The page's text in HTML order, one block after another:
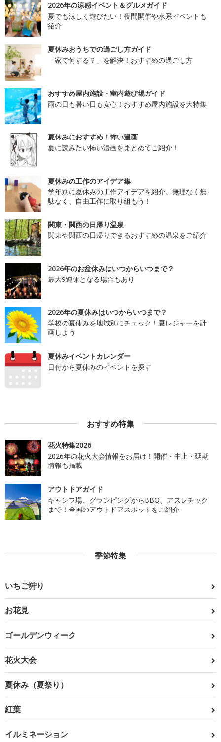
2026年の涼感イベント＆グルメガイド
夏でも涼しく遊びたい！夜間開催や水系イベントも
紹介
夏休みおうちでの過ごし方ガイド
「家で何する？」を解決！おすすめの過ごし方
おすすめ屋内施設・室内遊び場ガイド
雨の日も暑い日も安心！おすすめ屋内施設を大特集
夏休みにおすすめ！怖い漫画
夏に読みたい怖い漫画をまとめてご紹介！
夏休みの工作のアイデア集
学年別に夏休みの工作アイデアを紹介。無理なく無
駄なく、自由工作に取り組もう！
関東・関西の日帰り温泉
関東や関西の日帰りできるおすすめの温泉をご紹介
2026年のお盆休みはいつからいつまで？
最大9連休となる場合もあり
2026年の夏休みはいつからいつまで？
学校の夏休みを地域別にチェック！夏レジャーを計
画しよう
夏休みイベントカレンダー
日付から夏休みのイベントを探す
おすすめ特集
花火特集2026
2026年の花火大会情報をお届け！開催・中止・延期
情報も掲載
アウトドアガイド
キャンプ場、グランピングからBBQ、アスレチック
まで！全国のアウトドアスポットをご紹介
季節特集
いちご狩り
お花見
ゴールデンウィーク
花火大会
夏休み（夏祭り）
紅葉
イルミネーション